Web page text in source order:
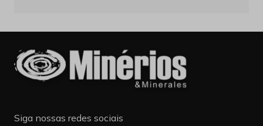
Siga nossas redes sociais